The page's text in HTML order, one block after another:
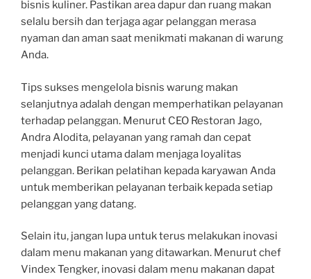
bisnis kuliner. Pastikan area dapur dan ruang makan
selalu bersih dan terjaga agar pelanggan merasa
nyaman dan aman saat menikmati makanan di warung
Anda.
Tips sukses mengelola bisnis warung makan
selanjutnya adalah dengan memperhatikan pelayanan
terhadap pelanggan. Menurut CEO Restoran Jago,
Andra Alodita, pelayanan yang ramah dan cepat
menjadi kunci utama dalam menjaga loyalitas
pelanggan. Berikan pelatihan kepada karyawan Anda
untuk memberikan pelayanan terbaik kepada setiap
pelanggan yang datang.
Selain itu, jangan lupa untuk terus melakukan inovasi
dalam menu makanan yang ditawarkan. Menurut chef
Vindex Tengker, inovasi dalam menu makanan dapat